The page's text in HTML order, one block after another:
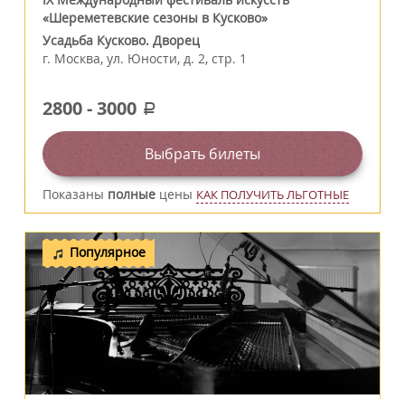
«Шереметевские сезоны в Кусково»
Усадьба Кусково. Дворец
г. Москва, ул. Юности, д. 2, стр. 1
2800-3000 a
Выбрать билеты
Показаны полные цены КАК ПОЛУЧИТЬ ЛЬГОТНЫЕ
Популярное